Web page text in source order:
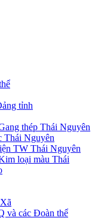
tỉnh
thép Thái Nguyên
Thái Nguyên
TW Thái Nguyên
loại màu Thái
và các Đoàn thể